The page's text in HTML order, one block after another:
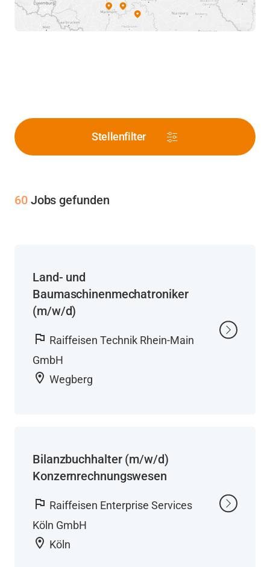
Stellenfilter
60Jobs gefunden
Land- und
Baumaschinenmechatroniker
(m/w/d)
flag Raiffeisen Technik Rhein-Main
GmbH
location_on Wegberg
Bilanzbuchhalter (m/w/d)
Konzernrechnungswesen
flag Raiffeisen Enterprise Services
Köln GmbH
location_on Köln